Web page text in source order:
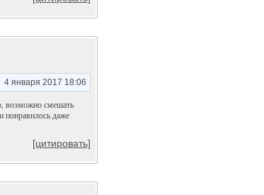
4 января 2017 18:06
возможно смешать
понравилось даже
[цитировать]